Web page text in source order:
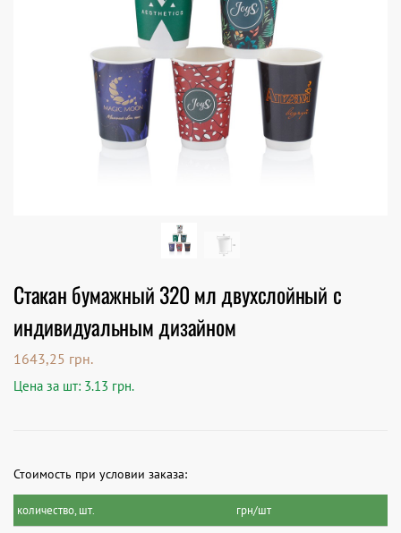
Стакан бумажный 320 мл двухслойный с
индивидуальным дизайном
1643,25 грн.
Цена за шт: 3.13 грн.
Стоимость при условии заказа:
количество, шт. грн/шт